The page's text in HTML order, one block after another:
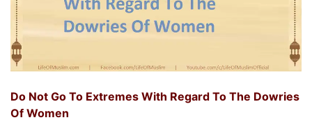
Do Not Go To Extremes With Regard To The Dowries
Of Women